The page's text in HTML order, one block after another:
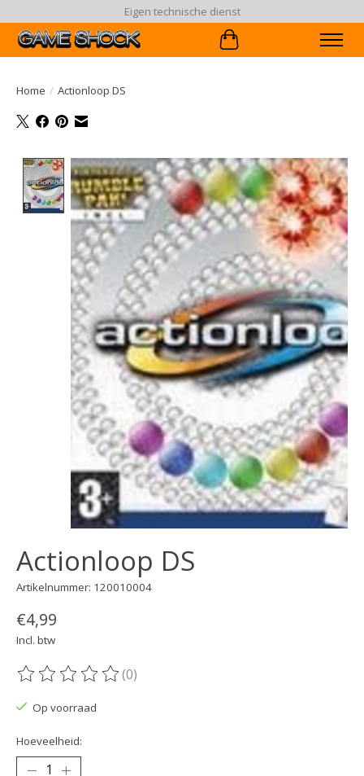
Eigen technische dienst
Winkelwagen
Home / Actionloop DS
Product image slideshow Items
Actionloop DS
Artikelnummer: 120010004
€4,99
Incl. btw
De beoordeling van dit product is
(0)
Op voorraad
Hoeveelheid: